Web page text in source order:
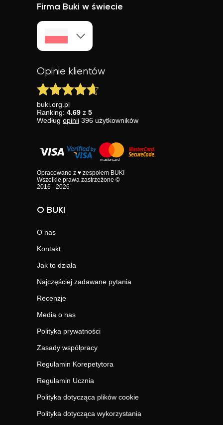
Firma Buki w świecie
Opinie klientów
buki.org.pl
Ranking: 4.69 z 5
Według opinii 396 użytkowników
Opracowane z ♥ zespołem BUKI
Wszelkie prawa zastrzeżone ©
2016 - 2026
O BUKI
O nas
Kontakt
Jak to działa
Najczęściej zadawane pytania
Recenzje
Media o nas
Polityka prywatności
Zasady współpracy
Regulamin Korepetytora
Regulamin Ucznia
Polityka dotycząca plików cookie
Polityka dotycząca wykorzystania